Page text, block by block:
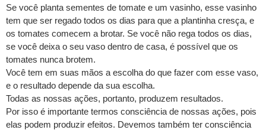
Se você planta sementes de tomate e um vasinho, esse vasinho
tem que ser regado todos os dias para que a plantinha cresça, e
os tomates comecem a brotar. Se você não rega todos os dias,
se você deixa o seu vaso dentro de casa, é possível que os
tomates nunca brotem.
Você tem em suas mãos a escolha do que fazer com esse vaso,
e o resultado depende da sua escolha.
Todas as nossas ações, portanto, produzem resultados.
Por isso é importante termos consciência de nossas ações, pois
elas podem produzir efeitos. Devemos também ter consciência